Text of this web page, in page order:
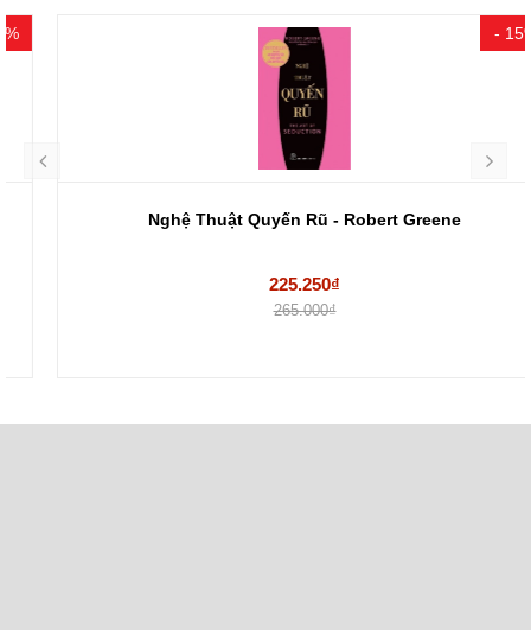
- 15%
Nghệ Thuật Quyến Rũ - Robert Greene
225.250₫
265.000₫